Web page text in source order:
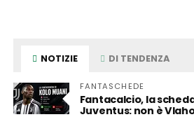
NOTIZIE DI TENDENZA
FANTASCHEDE
Fantacalcio, la
Juventus: non è